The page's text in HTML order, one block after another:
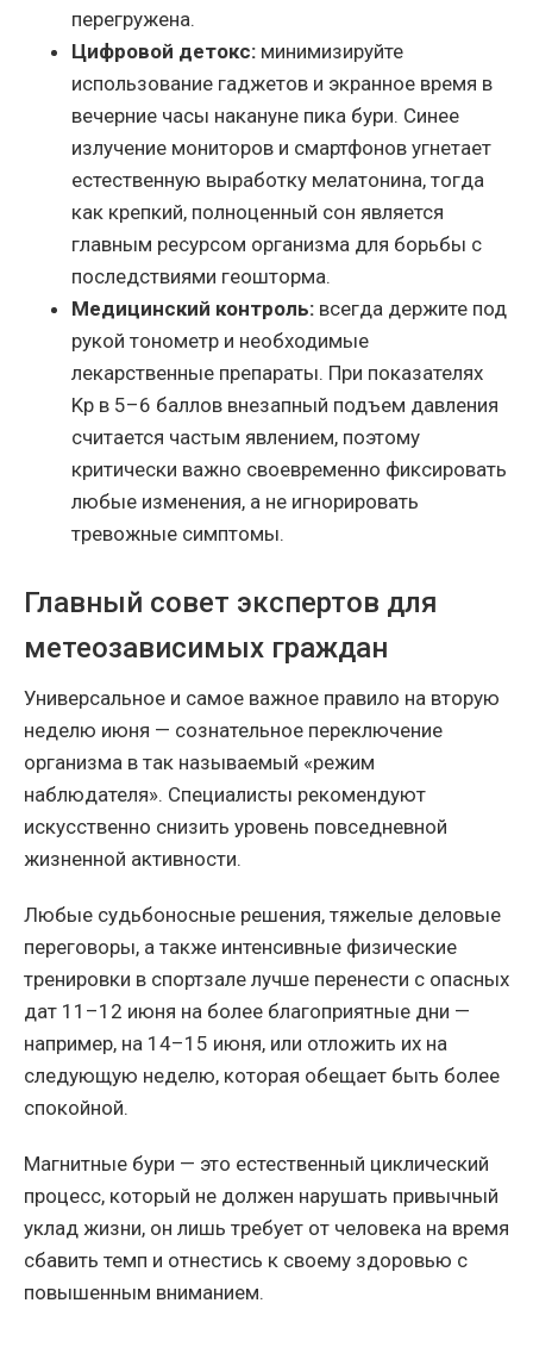
перегружена.
Цифровой детокс: минимизируйте
использование гаджетов и экранное время в
вечерние часы накануне пика бури. Синее
излучение мониторов и смартфонов угнетает
естественную выработку мелатонина, тогда
как крепкий, полноценный сон является
главным ресурсом организма для борьбы с
последствиями геошторма.
Медицинский контроль: всегда держите под
рукой тонометр и необходимые
лекарственные препараты. При показателях
Kp в 5–6 баллов внезапный подъем давления
считается частым явлением, поэтому
критически важно своевременно фиксировать
любые изменения, а не игнорировать
тревожные симптомы.
Главный совет экспертов для
метеозависимых граждан
Универсальное и самое важное правило на вторую
неделю июня — сознательное переключение
организма в так называемый «режим
наблюдателя». Специалисты рекомендуют
искусственно снизить уровень повседневной
жизненной активности.
Любые судьбоносные решения, тяжелые деловые
переговоры, а также интенсивные физические
тренировки в спортзале лучше перенести с опасных
дат 11–12 июня на более благоприятные дни —
например, на 14–15 июня, или отложить их на
следующую неделю, которая обещает быть более
спокойной.
Магнитные бури — это естественный циклический
процесс, который не должен нарушать привычный
уклад жизни, он лишь требует от человека на время
сбавить темп и отнестись к своему здоровью с
повышенным вниманием.